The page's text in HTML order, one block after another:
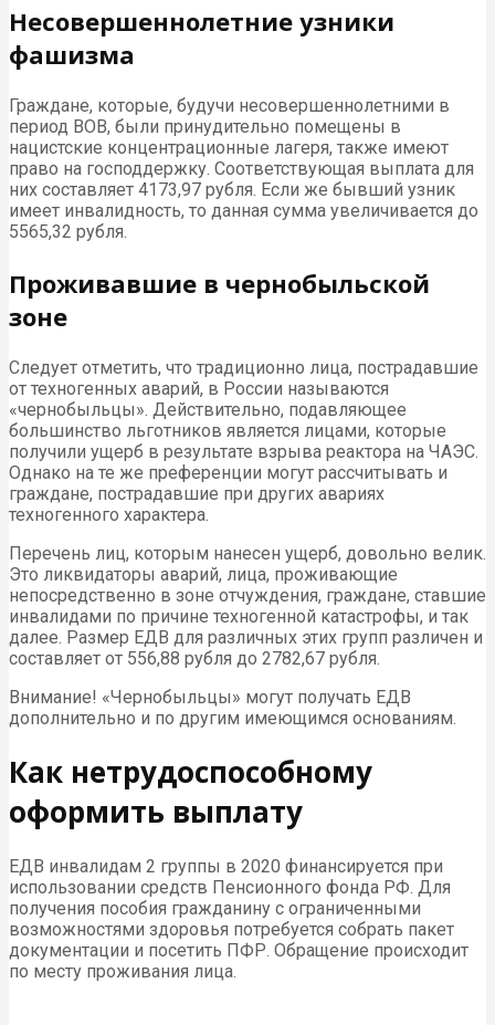
Несовершеннолетние узники
фашизма
Граждане, которые, будучи несовершеннолетними в
период ВОВ, были принудительно помещены в
нацистские концентрационные лагеря, также имеют
право на господдержку. Соответствующая выплата для
них составляет 4173,97 рубля. Если же бывший узник
имеет инвалидность, то данная сумма увеличивается до
5565,32 рубля.
Проживавшие в чернобыльской
зоне
Следует отметить, что традиционно лица, пострадавшие
от техногенных аварий, в России называются
«чернобыльцы». Действительно, подавляющее
большинство льготников является лицами, которые
получили ущерб в результате взрыва реактора на ЧАЭС.
Однако на те же преференции могут рассчитывать и
граждане, пострадавшие при других авариях
техногенного характера.
Перечень лиц, которым нанесен ущерб, довольно велик.
Это ликвидаторы аварий, лица, проживающие
непосредственно в зоне отчуждения, граждане, ставшие
инвалидами по причине техногенной катастрофы, и так
далее. Размер ЕДВ для различных этих групп различен и
составляет от 556,88 рубля до 2782,67 рубля.
Внимание! «Чернобыльцы» могут получать ЕДВ
дополнительно и по другим имеющимся основаниям.
Как нетрудоспособному
оформить выплату
ЕДВ инвалидам 2 группы в 2020 финансируется при
использовании средств Пенсионного фонда РФ. Для
получения пособия гражданину с ограниченными
возможностями здоровья потребуется собрать пакет
документации и посетить ПФР. Обращение происходит
по месту проживания лица.